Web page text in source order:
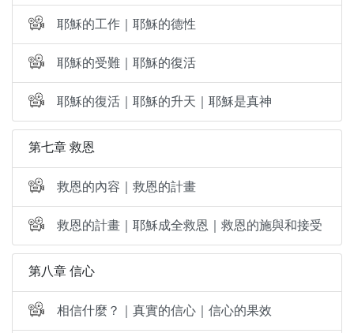
耶穌的工作｜耶穌的德性
耶穌的受難｜耶穌的復活
耶穌的復活｜耶穌的升天｜耶穌是真神
第七章 救恩
救恩的內容｜救恩的計畫
救恩的計畫｜耶穌成全救恩｜救恩的施與和接受
第八章 信心
相信什麼？｜真實的信心｜信心的果效